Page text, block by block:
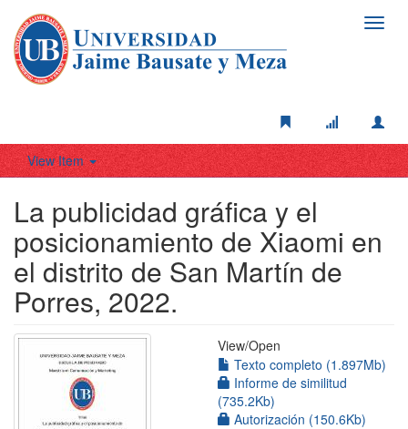
View Item
La publicidad gráfica y el
posicionamiento de Xiaomi en
el distrito de San Martín de
Porres, 2022.
View/Open
Texto completo (1.897Mb)
Informe de similitud
(735.2Kb)
Autorización (150.6Kb)